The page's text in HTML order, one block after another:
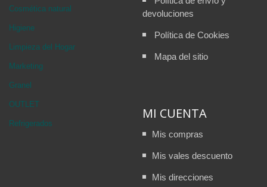
Cosmética natural
Higiene
Limpieza del Hogar
Marketing
Granel
OUTLET
Refrigerados
devoluciones
Política de Cookies
Mapa del sitio
MI CUENTA
Mis compras
Mis vales descuento
Mis direcciones